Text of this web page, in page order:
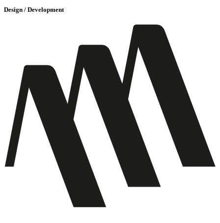
Design / Development